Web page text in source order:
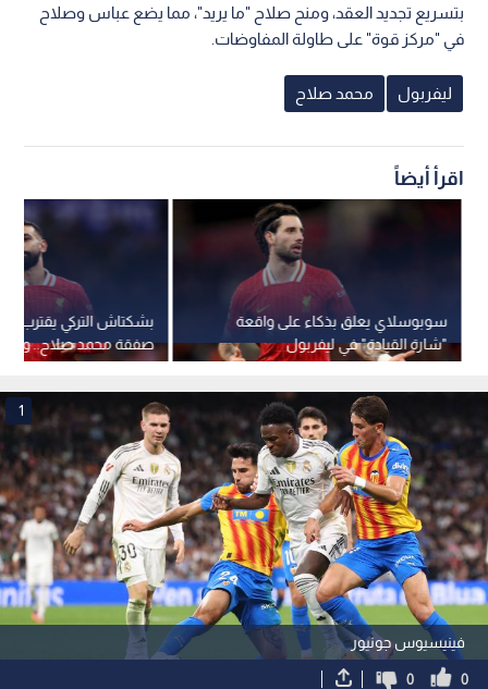
بتسريع تجديد العقد، ومنح صلاح "ما يريد"، مما يضع عباس وصلاح
في "مركز قوة" على طاولة المفاوضات.
ليفربول محمد صلاح
اقرأ أيضاً
بشكتاش التركي يقترب
صفقة محمد صلاح..
حاسمة حول المزايا
سوبوسلاي يعلق بذكاء على واقعة
"شارة القيادة" في ليفربول
فينيسيوس جونيور
1
0
0